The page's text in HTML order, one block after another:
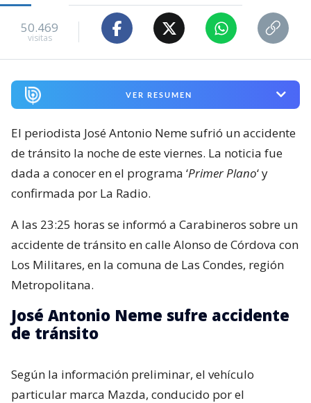
50.469
visitas
VER RESUMEN
El periodista José Antonio Neme sufrió un accidente
de tránsito la noche de este viernes. La noticia fue
dada a conocer en el programa ‘Primer Plano‘ y
confirmada por La Radio.
A las 23:25 horas se informó a Carabineros sobre un
accidente de tránsito en calle Alonso de Córdova con
Los Militares, en la comuna de Las Condes, región
Metropolitana.
José Antonio Neme sufre accidente
de tránsito
Según la información preliminar, el vehículo
particular marca Mazda, conducido por el